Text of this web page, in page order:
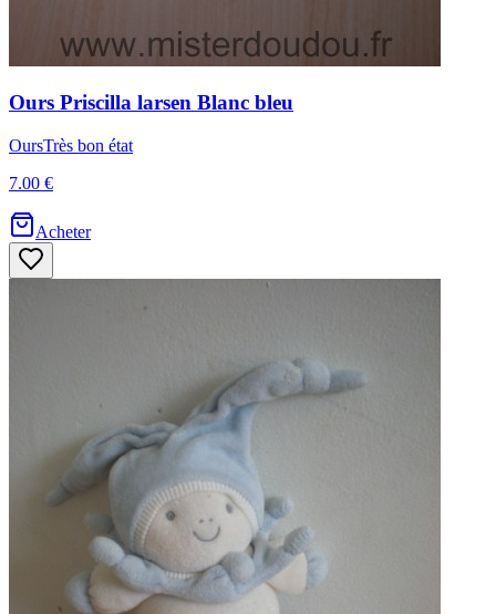
Ours Priscilla larsen Blanc bleu
OursTrès bon état
7.00 €
Acheter